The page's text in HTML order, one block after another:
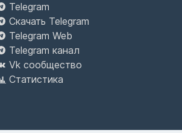
Telegram
Скачать Telegram
Telegram Web
Telegram канал
Vk сообщество
Статистика